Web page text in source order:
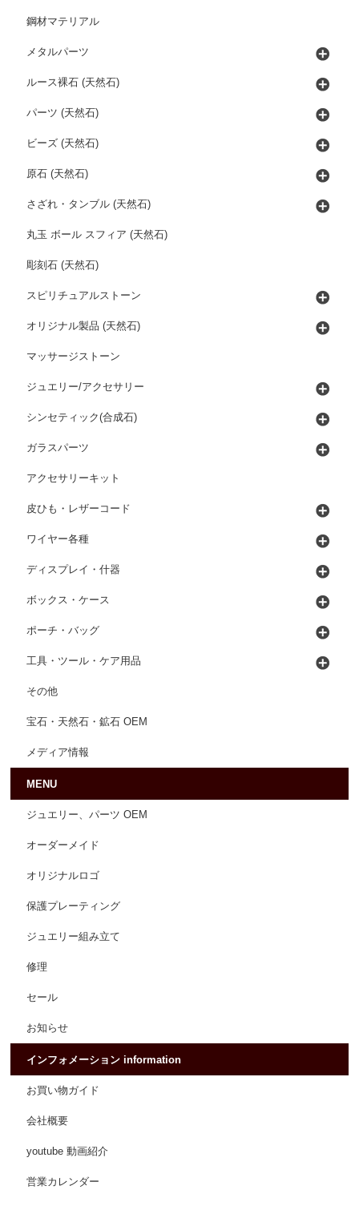
鋼材マテリアル
メタルパーツ
ルース裸石 (天然石)
パーツ (天然石)
ビーズ (天然石)
原石 (天然石)
さざれ・タンブル (天然石)
丸玉 ボール スフィア (天然石)
彫刻石 (天然石)
スピリチュアルストーン
オリジナル製品 (天然石)
マッサージストーン
ジュエリー/アクセサリー
シンセティック(合成石)
ガラスパーツ
アクセサリーキット
皮ひも・レザーコード
ワイヤー各種
ディスプレイ・什器
ボックス・ケース
ポーチ・バッグ
工具・ツール・ケア用品
その他
宝石・天然石・鉱石 OEM
メディア情報
MENU
ジュエリー、パーツ OEM
オーダーメイド
オリジナルロゴ
保護プレーティング
ジュエリー組み立て
修理
セール
お知らせ
インフォメーション information
お買い物ガイド
会社概要
youtube 動画紹介
営業カレンダー